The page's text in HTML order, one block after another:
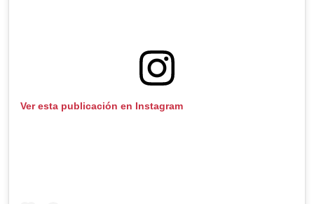
Ver esta publicación en Instagram